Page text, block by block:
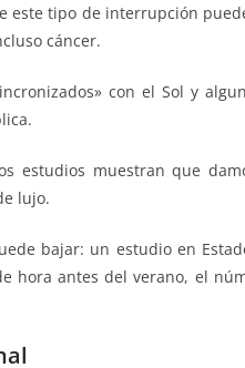
este tipo de interrupción
cáncer.
con el Sol y
estudios muestran que
lujo.
bajar: un estudio en
hora antes del verano, el